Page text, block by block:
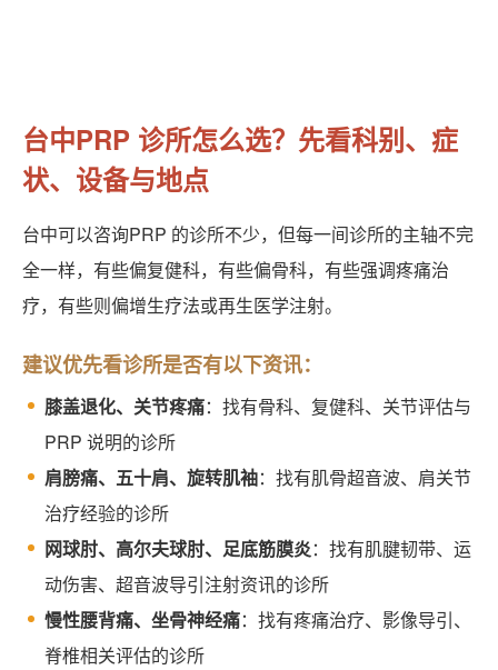
台中PRP 诊所怎么选？先看科别、症
状、设备与地点
台中可以咨询PRP 的诊所不少，但每一间诊所的主轴不完
全一样，有些偏复健科，有些偏骨科，有些强调疼痛治
疗，有些则偏增生疗法或再生医学注射。
建议优先看诊所是否有以下资讯：
膝盖退化、关节疼痛：找有骨科、复健科、关节评估与
PRP 说明的诊所
肩膀痛、五十肩、旋转肌袖：找有肌骨超音波、肩关节
治疗经验的诊所
网球肘、高尔夫球肘、足底筋膜炎：找有肌腱韧带、运
动伤害、超音波导引注射资讯的诊所
慢性腰背痛、坐骨神经痛：找有疼痛治疗、影像导引、
脊椎相关评估的诊所